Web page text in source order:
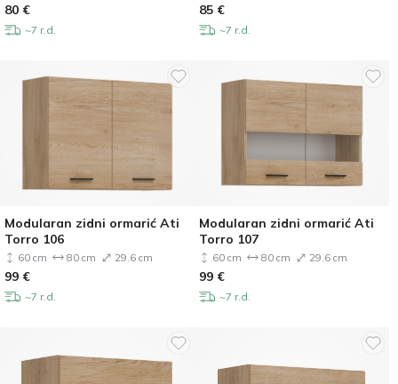
80 €
~7 r.d.
85 €
~7 r.d.
Modularan zidni ormarić Ati
Torro 106
60 cm 80 cm 29.6 cm
99 €
~7 r.d.
Modularan zidni ormarić Ati
Torro 107
60 cm 80 cm 29.6 cm
99 €
~7 r.d.